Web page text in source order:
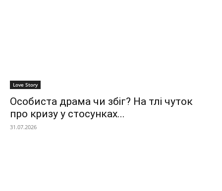
Love Story
Особиста драма чи збіг? На тлі чуток
про кризу у стосунках...
31.07.2026